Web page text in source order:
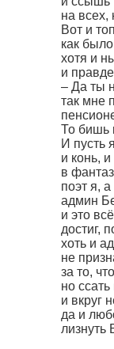
на всех,
Вот и
как
хотя и
и
– Да ты
так мне
То бишь
И пусть
и конь,
в
поэт я,
админ
и это
достиг,
хоть и
не
за то,
но
и вкруг
да и
лизнуть